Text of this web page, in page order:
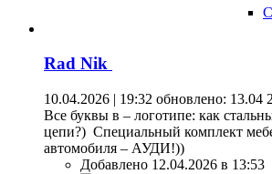
Rad Nik
10.04.2026 | 19:32 обновлено: 13.04
Все буквы в – логотипе: как
цепи?) Специальный комплект
автомобиля – АУДИ!))
Добавлено 12.04.2026 в 13:53